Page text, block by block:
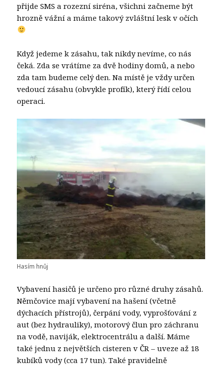
přijde SMS a rozezní siréna, všichni začneme být
hrozně vážní a máme takový zvláštní lesk v očích
Když jedeme k zásahu, tak nikdy nevíme, co nás
čeká. Zda se vrátíme za dvě hodiny domů, a nebo
zda tam budeme celý den. Na místě je vždy určen
vedoucí zásahu (obvykle profík), který řídí celou
operaci.
Hasím hnůj
Vybavení hasičů je určeno pro různé druhy zásahů.
Němčovice mají vybavení na hašení (včetně
dýchacích přístrojů), čerpání vody, vyprošťování z
aut (bez hydrauliky), motorový člun pro záchranu
na vodě, naviják, elektrocentrálu a další. Máme
také jednu z největších cisteren v ČR – uveze až 18
kubíků vody (cca 17 tun). Také pravidelně